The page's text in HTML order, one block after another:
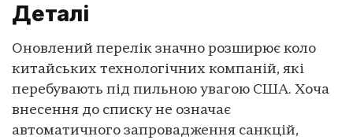
Деталі
Оновлений перелік значно розширює коло
китайських технологічних компаній, які
перебувають під пильною увагою США. Хоча
внесення до списку не означає
автоматичного запровадження санкцій,